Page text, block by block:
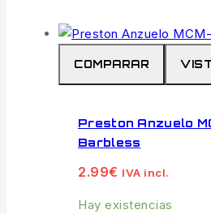
COMPARAR
Preston Anzuelo
Barbless
2.99€ IVA incl.
Hay existencias